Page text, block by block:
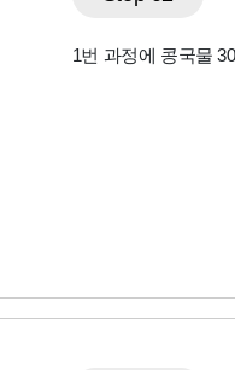
1번 과정에 콩국물